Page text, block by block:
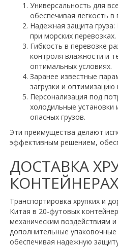
Универсальность для
обеспечивая легкость в
Надежная защита
при морских
Гибкость в перевозке
контроля влажности и
оптимальных условиях.
Заранее известные
загрузки и оптимизацию
Персонализация под
холодильные установки
опасных грузов.
Эти преимущества делают
эффективным решением,
ДОСТАВКА
КОНТЕЙНЕРАХ
Транспортировка хрупких и
Китая в 20-футовых
механическим воздействиям
дополнительные
обеспечивая надежную